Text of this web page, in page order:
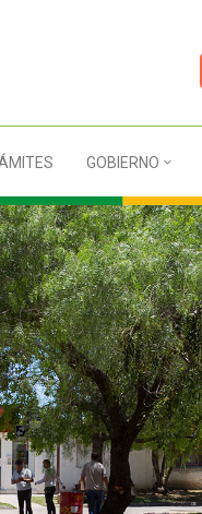
GOBIERNO